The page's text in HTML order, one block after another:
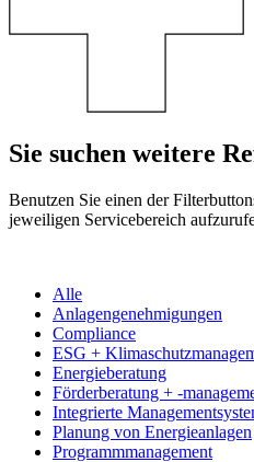
Sie suchen weitere
Benutzen Sie einen der
jeweiligen Servicebereich
Alle
Anlagengenehmigungen
Compliance
ESG +
Energieberatung
Förderberatung + -
Integrierte
Planung von Energieanlagen
Programmmanagement